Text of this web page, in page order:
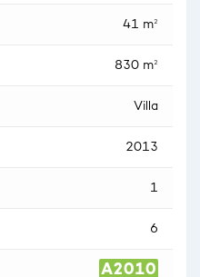
41 m²
830 m²
Villa
2013
1
6